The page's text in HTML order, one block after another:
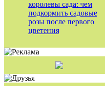
королевы сада: чем
подкормить садовые
розы после первого
цветения